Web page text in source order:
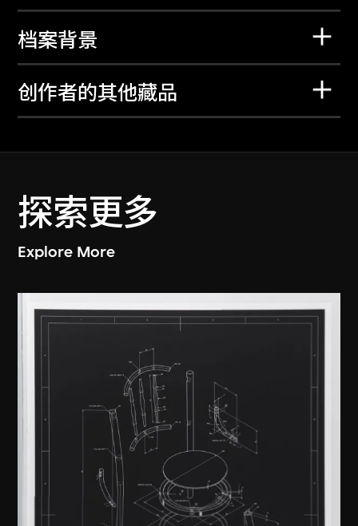
档案背景
创作者的其他藏品
探索更多
Explore More